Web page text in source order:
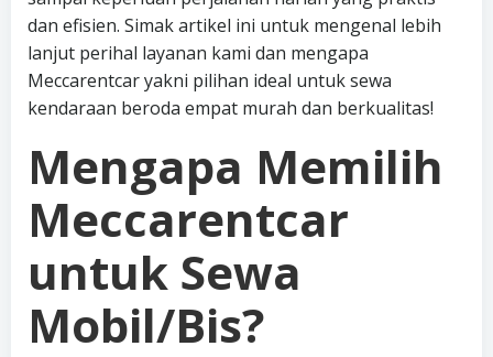
dan efisien. Simak artikel ini untuk mengenal lebih
lanjut perihal layanan kami dan mengapa
Meccarentcar yakni pilihan ideal untuk sewa
kendaraan beroda empat murah dan berkualitas!
Mengapa Memilih
Meccarentcar
untuk Sewa
Mobil/Bis?